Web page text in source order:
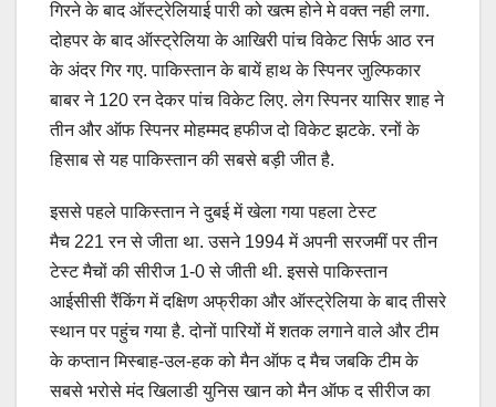
गिरने के बाद ऑस्ट्रेलियाई पारी को खत्म होने मे वक्त नही लगा.
दोहपर के बाद ऑस्ट्रेलिया के आखिरी पांच विकेट सिर्फ आठ रन
के अंदर गिर गए. पाकिस्तान के बायें हाथ के स्पिनर जुल्फिकार
बाबर ने 120 रन देकर पांच विकेट लिए. लेग स्पिनर यासिर शाह ने
तीन और ऑफ स्पिनर मोहम्मद हफीज दो विकेट झटके. रनों के
हिसाब से यह पाकिस्तान की सबसे बड़ी जीत है.
इससे पहले पाकिस्तान ने दुबई में खेला गया पहला टेस्ट
मैच 221 रन से जीता था. उसने 1994 में अपनी सरजमीं पर तीन
टेस्ट मैचों की सीरीज 1-0 से जीती थी. इससे पाकिस्तान
आईसीसी रैंकिंग में दक्षिण अफ्रीका और ऑस्ट्रेलिया के बाद तीसरे
स्थान पर पहुंच गया है. दोनों पारियों में शतक लगाने वाले और टीम
के कप्तान मिस्बाह-उल-हक को मैन ऑफ द मैच जबकि टीम के
सबसे भरोसे मंद खिलाडी युनिस खान को मैन ऑफ द सीरीज का